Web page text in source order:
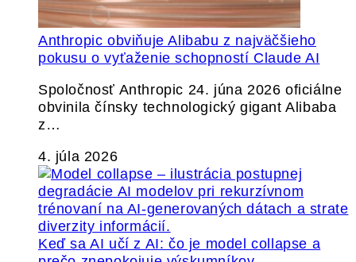
Anthropic obviňuje Alibabu z najväčšieho
pokusu o vyťaženie schopností Claude AI
Spoločnosť Anthropic 24. júna 2026 oficiálne
obvinila čínsky technologický gigant Alibaba
z…
4. júla 2026
Keď sa AI učí z AI: čo je model collapse a